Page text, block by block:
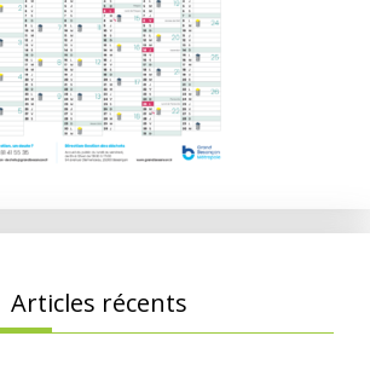
Articles récents